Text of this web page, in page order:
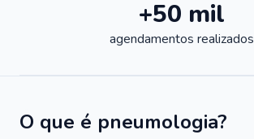
+50 mil
agendamentos realizados
O que é pneumologia?